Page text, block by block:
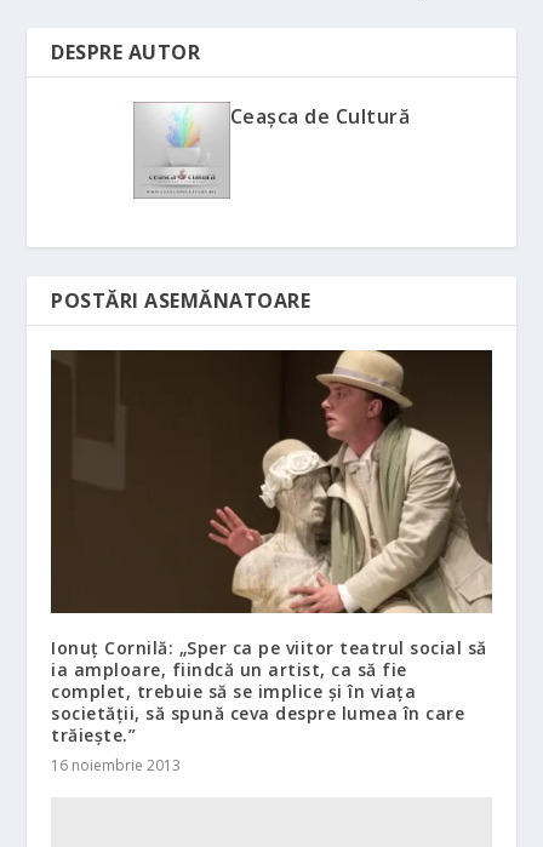
DESPRE AUTOR
Ceașca de Cultură
POSTĂRI ASEMĂNATOARE
Ionuţ Cornilă: „Sper ca pe viitor teatrul social să
ia amploare, fiindcă un artist, ca să fie
complet, trebuie să se implice şi în viaţa
societăţii, să spună ceva despre lumea în care
trăieşte.”
16 noiembrie 2013